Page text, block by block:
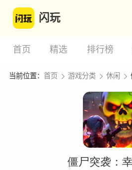
闪玩
首页 精选 排行榜
当前位置： 首页 游戏分类 休闲
僵尸突袭：